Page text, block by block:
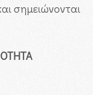
σημειώνονται